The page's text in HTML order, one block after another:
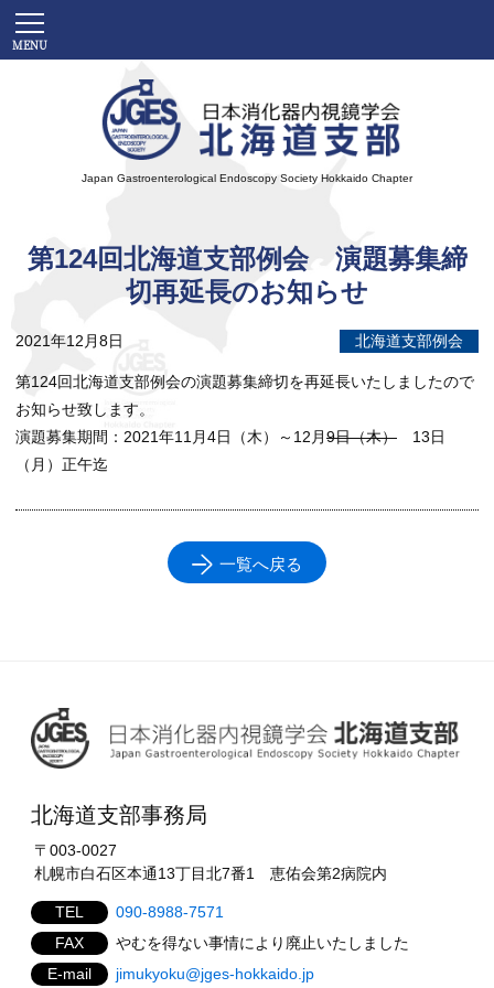
Japan Gastroenterological Endoscopy Society Hokkaido Chapter
第124回北海道支部例会 演題募集締
切再延長のお知らせ
北海道支部例会
2021年12月8日
第124回北海道支部例会の演題募集締切を再延長いたしましたので
お知らせ致します。
演題募集期間： 2021年11 月4日（木）～ 12 月9日（木） 13日
（月）正午迄
一覧へ戻る
北海道支部事務局
〒003-0027
札幌市白石区本通13丁目北7番1 恵佑会第2病院内
TEL
090-8988-7571
FAX
やむを得ない事情により廃止いたしました
E-mail
jimukyoku@jges-hokkaido.jp